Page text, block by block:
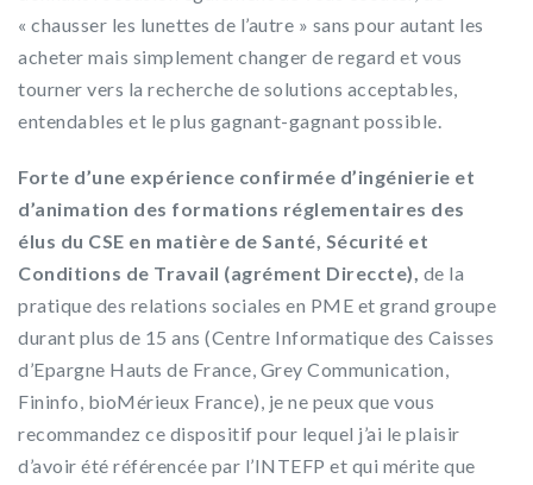
« chausser les lunettes de l’autre » sans pour autant les
acheter mais simplement changer de regard et vous
tourner vers la recherche de solutions acceptables,
entendables et le plus gagnant-gagnant possible.
Forte d’une expérience confirmée d’ingénierie et
d’animation des formations réglementaires des
élus du CSE en matière de Santé, Sécurité et
Conditions de Travail (agrément Direccte), de la
pratique des relations sociales en PME et grand groupe
durant plus de 15 ans (Centre Informatique des Caisses
d’Epargne Hauts de France, Grey Communication,
Fininfo, bioMérieux France), je ne peux que vous
recommandez ce dispositif pour lequel j’ai le plaisir
d’avoir été référencée par l’INTEFP et qui mérite que